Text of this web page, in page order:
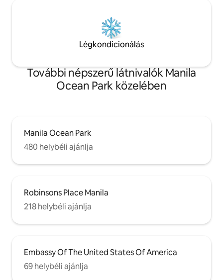
Légkondicionálás
További népszerű látnivalók Manila
Ocean Park közelében
Manila Ocean Park
480 helybéli ajánlja
Robinsons Place Manila
218 helybéli ajánlja
Embassy Of The United States Of America
69 helybéli ajánlja